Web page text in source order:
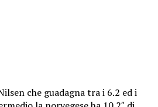
che guadagna tra i 6.2 ed i